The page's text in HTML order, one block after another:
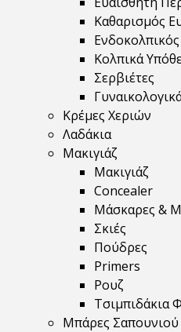
Καθαρισμός
Κολπικά
Σερβιέτες
Κρέμες Χεριών
Λαδάκια
Μακιγιάζ
Μακιγιάζ
Concealer
Μάσκαρες &
Σκιές
Πούδρες
Primers
Ρουζ
Τσιμπιδάκια
Μπάρες Σαπουνιού